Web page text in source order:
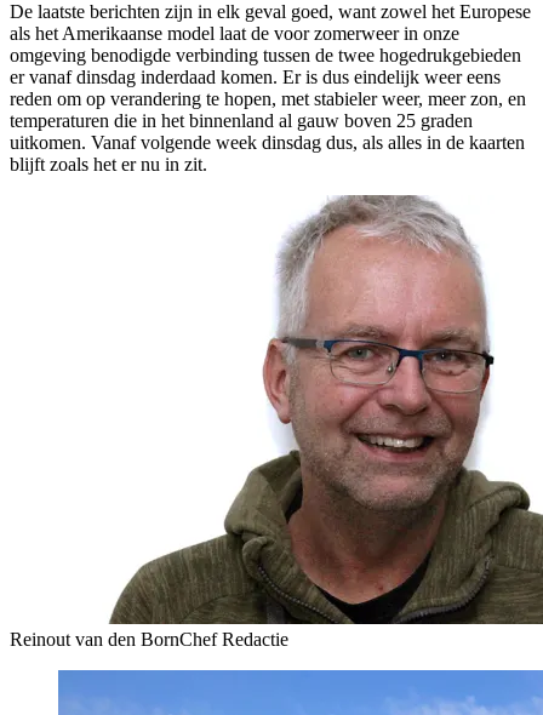
De laatste berichten zijn in elk geval goed, want zowel het Europese
als het Amerikaanse model laat de voor zomerweer in onze
omgeving benodigde verbinding tussen de twee hogedrukgebieden
er vanaf dinsdag inderdaad komen. Er is dus eindelijk weer eens
reden om op verandering te hopen, met stabieler weer, meer zon, en
temperaturen die in het binnenland al gauw boven 25 graden
uitkomen. Vanaf volgende week dinsdag dus, als alles in de kaarten
blijft zoals het er nu in zit.
Reinout van den BornChef Redactie